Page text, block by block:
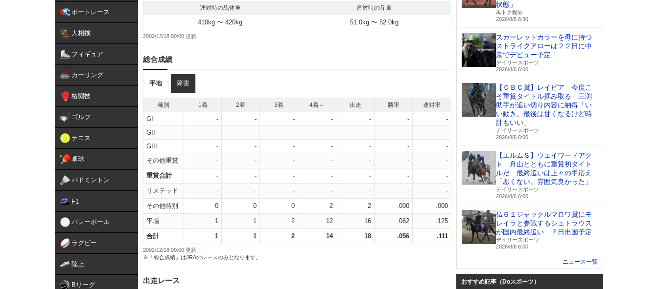
ボートレース
大相撲
フィギュア
カーリング
格闘技
ゴルフ
テニス
卓球
バドミントン
F1
バレーボール
ラグビー
陸上
Bリーグ
連対時の馬体重 連対時の斤量
410kg 〜 420kg 51.0kg 〜 52.0kg
2002/12/18 00:00
総合成績
平地 障害
種別 1着 2着 3着 4着～ 出走 勝率 連対率
GI - - - - - -
-
GII
- - - - - -
-
GIII
- - - - - -
-
その他重賞
- - - - - - -
重賞合計 - - - - - - -
リステッド - - - - - - -
その他特別 0 0 0 2 2 .000 .000
平場 1 1 2 12 16 .062 .125
合計 1 1 2 14 18 .056 .111
2002/12/18 00:00 更新
※「総合成績」はJRAのレースのみとなります。
出走レース
状態」
馬トク報知
2026/8/6 6:30
スカーレットカラーを母に持つ
ストライクアローは２２日に中
京でデビュー予定
デイリースポーツ
2026/8/6 6:00
【ＣＢＣ賞】レイピア 今度こ
そ重賞タイトル掴み取る 三渕
助手が追い切り内容に納得「い
い動き。最後は甘くなるけど時
計もいい」
デイリースポーツ
2026/8/6 6:00
【エルムＳ】ウェイワードアク
ト 舟山とともに重賞初タイト
ルだ 最終追いは上々の手応え
「悪くない。雰囲気良かった」
デイリースポーツ
2026/8/6 6:00
仏Ｇ１ジャックルマロワ賞にモ
レイラと参戦するシュトラウス
が国内最終追い ７日出国予定
デイリースポーツ
2026/8/6 6:00
ニュース一覧
おすすめ記事（Doスポーツ）